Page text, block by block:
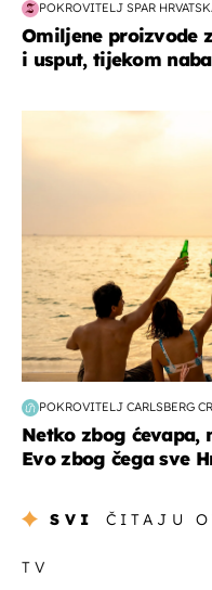
POKROVITELJ SPAR
Omiljene proizvode
i usput, tijekom
POKROVITELJ CARLSBERG
Netko zbog ćevapa,
Evo zbog čega sve
SVI ČITAJU
TV